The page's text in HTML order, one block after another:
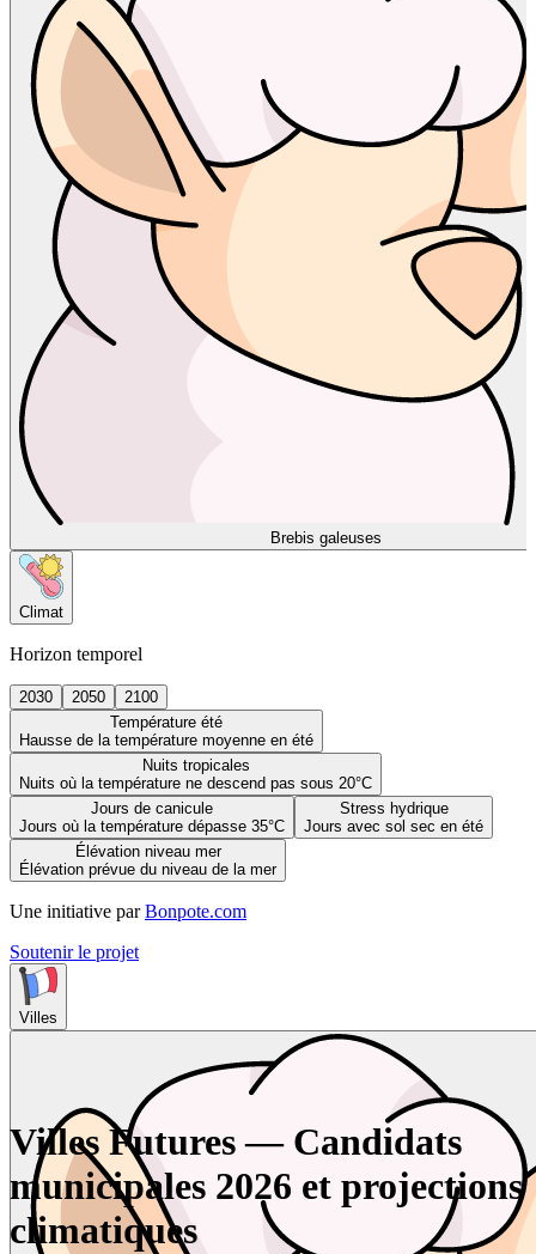
Brebis galeuses
Climat
Horizon temporel
2030 2050
2100
Température été
Hausse de la température moyenne en été
Nuits tropicales
Nuits où la température ne descend pas sous 20°C
Jours de canicule
Jours où la température dépasse 35°C
Stress hydrique
Jours avec sol sec en été
Élévation niveau mer
Élévation prévue du niveau de la mer
Une initiative par Bonpote.com
Soutenir le projet
Villes
Villes Futures — Candidats
municipales 2026 et projections
climatiques